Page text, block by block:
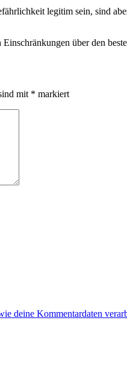
legitim sein, sind
über den
mit * markiert
deine Kommentardaten